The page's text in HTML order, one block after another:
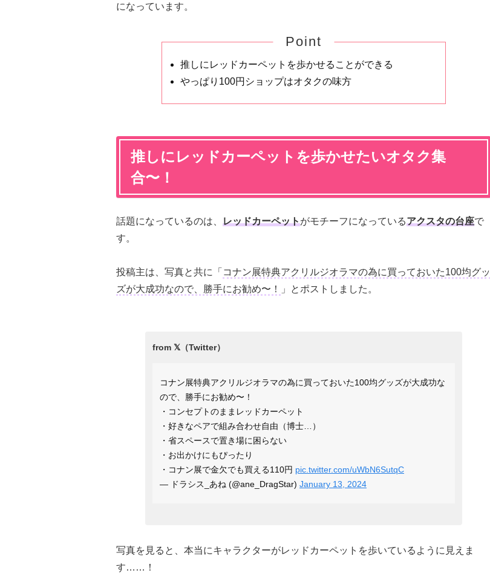
になっています。
Point
推しにレッドカーペットを歩かせることができる
やっぱり100円ショップはオタクの味方
推しにレッドカーペットを歩かせたいオタク集
合〜！
話題になっているのは、 レッドカーペットがモチーフになっているアクスタの台座で
す。
投稿主は、写真と共に「 コナン展特典アクリルジオラマの為に買っておいた100均グッ
ズが大成功なので、勝手にお勧め〜！
」とポストしました。
コナン展特典アクリルジオラマの為に買っておいた100均グッズが大成功な
ので、勝手にお勧め〜！
・コンセプトのままレッドカーペット
・好きなペアで組み合わせ自由（博士…）
・省スペースで置き場に困らない
・お出かけにもぴったり
・コナン展で金欠でも買える110円 pic.twitter.com/uWbN6SutqC
— ドラシス_あね (@ane_DragStar) January 13, 2024
写真を見ると、本当にキャラクターがレッドカーペットを歩いているように見えま
す……！